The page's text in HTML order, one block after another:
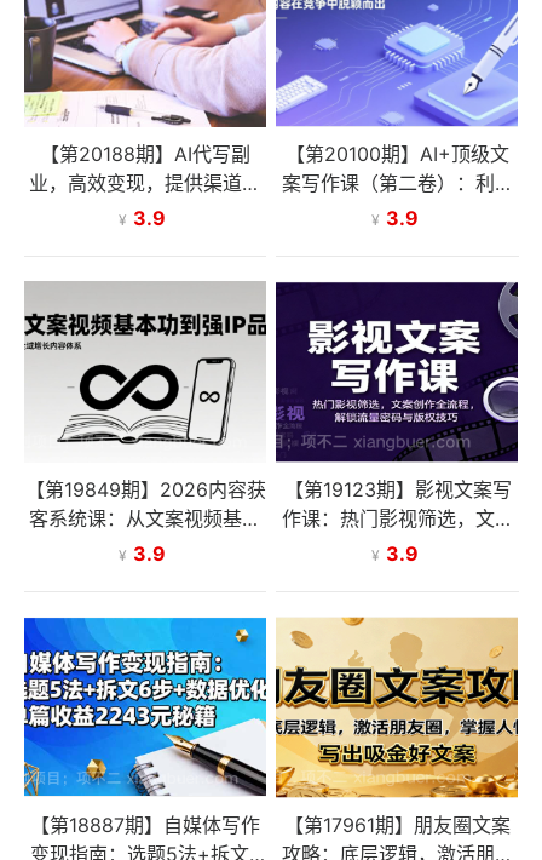
【第20188期】AI代写副
业，高效变现，提供渠道，
永不失业副业兼职 全职月入
¥ 3.9
【第20100期】AI+顶级文
案写作课（第二卷）：利用
AI写出转化率更高的出色文
¥ 3.9
【第19849期】2026内容获
客系统课：从文案视频基本
功到强IP品牌，构建全域增
¥ 3.9
【第19123期】影视文案写
作课：热门影视筛选，文案
创作全流程，解锁流量密码
¥ 3.9
【第18887期】自媒体写作
变现指南：选题5法+拆文6
【第17961期】朋友圈文案
攻略：底层逻辑，激活朋友